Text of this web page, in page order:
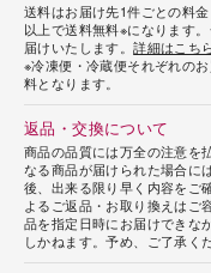
送料はお届け先1件ごとの料
以上で送料無料※になります
届けいたします。詳細はこち
※冷凍便・冷蔵便それぞれの
料となります。
返品・交換について
商品の品質には万全の注意を
なる商品が届けられた場合に
後、出来る限り早く内容をご
よるご返品・お取り換えはご
品を指定日時にお届けできな
しかねます。予め、ご了承く